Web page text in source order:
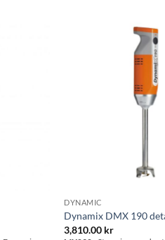
DYNAMIC
Dynamix DMX 190
3,810.00 kr